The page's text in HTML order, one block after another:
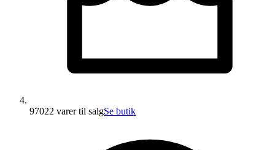
97022 varertil salgSe butik